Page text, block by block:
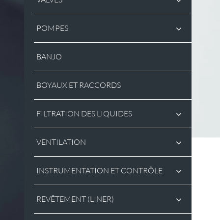
POMPES
BANJO
BOYAUX ET RACCORDS
FILTRATION DES LIQUIDES
VENTILATION
INSTRUMENTATION ET CONTRÔLE
REVÊTEMENT (LINER)